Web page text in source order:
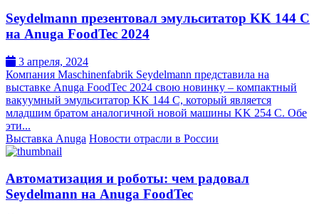
Seydelmann презентовал эмульситатор KK 144 C
на Anuga FoodTec 2024
3 апреля, 2024
Компания Maschinenfabrik Seydelmann представила на
выставке Anuga FoodTec 2024 свою новинку – компактный
вакуумный эмульситатор KK 144 C, который является
младшим братом аналогичной новой машины KK 254 С. Обе
эти...
Выставка Anuga Новости отрасли в России
Автоматизация и роботы: чем радовал
Seydelmann на Anuga FoodTec